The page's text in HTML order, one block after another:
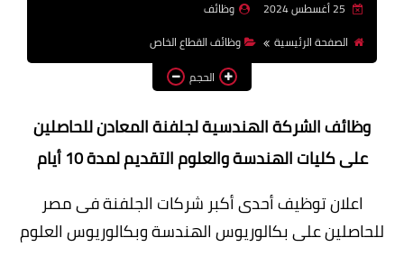
بالجامعات والمعاهد
اخبار
وظائف
الصفحة الرئيسية
وظائف القطاع الخاص
الحجم
وظائف الشركة الهندسية لجلفنة المعادن للحاصلين
على كليات الهندسة والعلوم التقديم لمدة 10 أيام
اعلان توظيف أحدى أكبر شركات الجلفنة فى مصر
للحاصلين على بكالوريوس الهندسة وبكالوريوس العلوم